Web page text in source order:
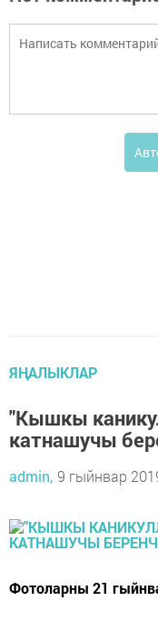
ЯҢАЛЫКЛАР
"Кышкы
катнашучы
admin, 9 гыйнвар
Фотоларны 21